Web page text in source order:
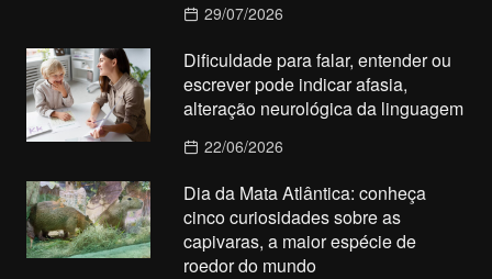
29/07/2026
Dificuldade para falar, entender ou
escrever pode indicar afasia,
alteração neurológica da linguagem
22/06/2026
Dia da Mata Atlântica: conheça
cinco curiosidades sobre as
capivaras, a maior espécie de
roedor do mundo